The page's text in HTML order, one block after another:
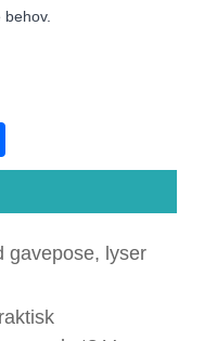
gavepose, lyser